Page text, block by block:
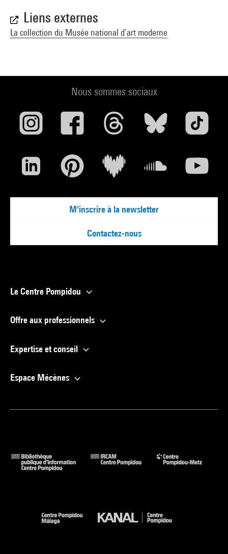
Liens externes
La collection du Musée national d’art moderne
Nous sommes sociaux
M'inscrire à la newsletter
Contactez-nous
Le Centre Pompidou
Offre aux professionnels
Expertise et conseil
Espace Mécènes